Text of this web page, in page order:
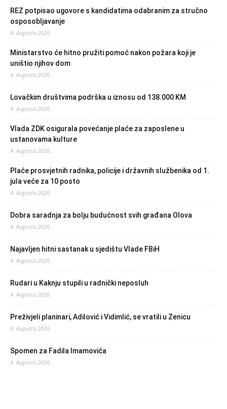
REZ potpisao ugovore s kandidatima odabranim za stručno
osposobljavanje
4. Augusta 2026.
Ministarstvo će hitno pružiti pomoć nakon požara koji je
uništio njihov dom
4. Augusta 2026.
Lovačkim društvima podrška u iznosu od 138.000 KM
4. Augusta 2026.
Vlada ZDK osigurala povećanje plaće za zaposlene u
ustanovama kulture
4. Augusta 2026.
Plaće prosvjetnih radnika, policije i državnih službenika od 1.
jula veće za 10 posto
4. Augusta 2026.
Dobra saradnja za bolju budućnost svih građana Olova
4. Augusta 2026.
Najavljen hitni sastanak u sjedištu Vlade FBiH
4. Augusta 2026.
Rudari u Kaknju stupili u radnički neposluh
4. Augusta 2026.
Preživjeli planinari, Adilović i Vidimlić, se vratili u Zenicu
4. Augusta 2026.
Spomen za Fadila Imamovića
4. Augusta 2026.